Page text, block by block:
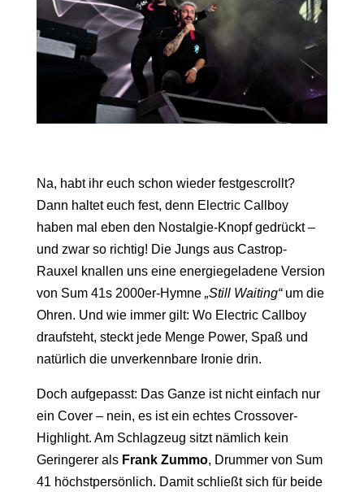
Na, habt ihr euch schon wieder festgescrollt?
Dann haltet euch fest, denn Electric Callboy
haben mal eben den Nostalgie-Knopf gedrückt –
und zwar so richtig! Die Jungs aus Castrop-
Rauxel knallen uns eine energiegeladene Version
von Sum 41s 2000er-Hymne „Still Waiting“um die
Ohren. Und wie immer gilt: Wo Electric Callboy
draufsteht, steckt jede Menge Power, Spaß und
natürlich die unverkennbare Ironie drin.
Doch aufgepasst: Das Ganze ist nicht einfach nur
ein Cover – nein, es ist ein echtes Crossover-
Highlight. Am Schlagzeug sitzt nämlich kein
Geringerer als Frank Zummo, Drummer von Sum
41 höchstpersönlich. Damit schließt sich für beide